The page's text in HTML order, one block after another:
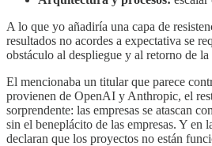
A lo que yo añadiría una capa de
resultados no acordes a expectativa se
obstáculo al despliegue y al retorno de
El mencionaba un titular que parece
provienen de OpenAI y Anthropic, el
sorprendente: las empresas se atascan
sin el beneplácito de las empresas. Y en
declaran que los proyectos no están